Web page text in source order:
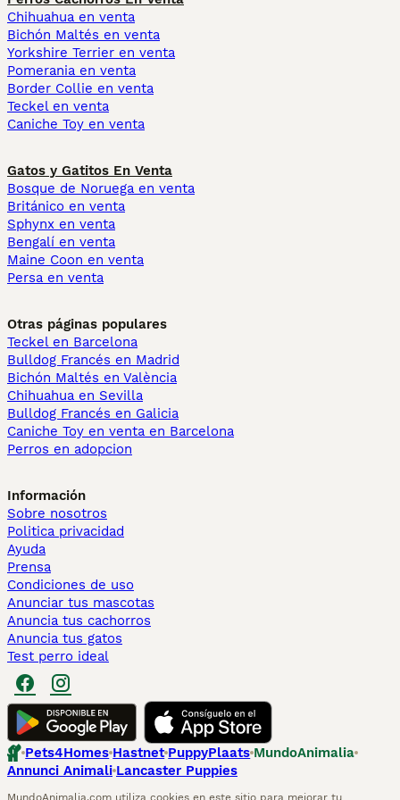
Chihuahua en venta
Bichón Maltés en venta
Yorkshire Terrier en venta
Pomerania en venta
Border Collie en venta
Teckel en venta
Caniche Toy en venta
Gatos y Gatitos En Venta
Bosque de Noruega en venta
Británico en venta
Sphynx en venta
Bengalí en venta
Maine Coon en venta
Persa en venta
Otras páginas populares
Teckel en Barcelona
Bulldog Francés en Madrid
Bichón Maltés en València
Chihuahua en Sevilla
Bulldog Francés en Galicia
Caniche Toy en venta en Barcelona
Perros en adopcion
Información
Sobre nosotros
Politica privacidad
Ayuda
Prensa
Condiciones de uso
Anunciar tus mascotas
Anuncia tus cachorros
Anuncia tus gatos
Test perro ideal
Pets4Homes Hastnet PuppyPlaats MundoAnimalia
Annunci Animali Lancaster Puppies